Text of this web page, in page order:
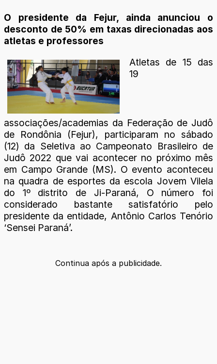
O presidente da Fejur, ainda anunciou o
desconto de 50% em taxas direcionadas aos
atletas e professores
Atletas de 15 das
19
associações/academias da Federação de Judô
de Rondônia (Fejur), participaram no sábado
(12) da Seletiva ao Campeonato Brasileiro de
Judô 2022 que vai acontecer no próximo mês
em Campo Grande (MS). O evento aconteceu
na quadra de esportes da escola Jovem Vilela
do 1º distrito de Ji-Paraná, O número foi
considerado bastante satisfatório pelo
presidente da entidade, Antônio Carlos Tenório
‘Sensei Paraná’.
Continua após a publicidade.